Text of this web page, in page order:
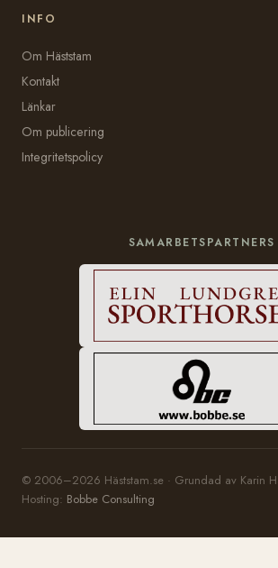
INFO
Om Häststam
Kontakt
Länkar
Om publicering
Integritetspolicy
SAMARBETSPARTNERS
© 2006–2026 Häststam.se · Grundad av Karin
Hosting: Bobbe Consulting